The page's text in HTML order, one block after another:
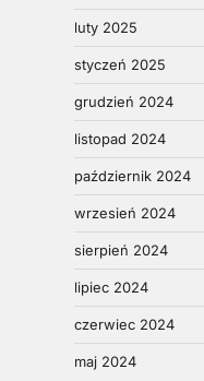
luty 2025
styczeń 2025
grudzień 2024
listopad 2024
październik 2024
wrzesień 2024
sierpień 2024
lipiec 2024
czerwiec 2024
maj 2024